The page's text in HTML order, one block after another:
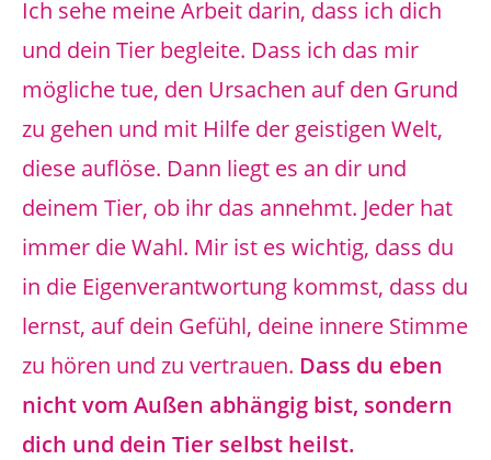
Ich sehe meine Arbeit darin, dass ich dich
und dein Tier begleite. Dass ich das mir
mögliche tue, den Ursachen auf den Grund
zu gehen und mit Hilfe der geistigen Welt,
diese auflöse. Dann liegt es an dir und
deinem Tier, ob ihr das annehmt. Jeder hat
immer die Wahl. Mir ist es wichtig, dass du
in die Eigenverantwortung kommst, dass du
lernst, auf dein Gefühl, deine innere Stimme
zu hören und zu vertrauen. Dass du eben
nicht vom Außen abhängig bist, sondern
dich und dein Tier selbst heilst.